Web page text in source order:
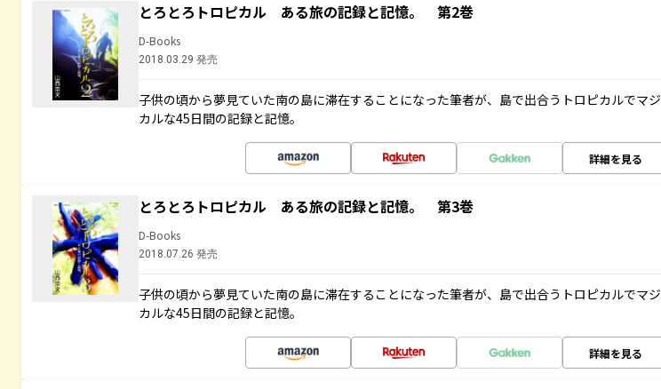
とろとろトロピカル ある旅の記録と記憶。 第2巻
D-Books
2018.03.29 発売
子供の頃から夢見ていた南の島に滞在することになった筆者が、島で出合うトロピカルでマジ
カルな45日間の記録と記憶。
詳細を見る
とろとろトロピカル ある旅の記録と記憶。 第3巻
D-Books
2018.07.26 発売
子供の頃から夢見ていた南の島に滞在することになった筆者が、島で出合うトロピカルでマジ
カルな45日間の記録と記憶。
詳細を見る